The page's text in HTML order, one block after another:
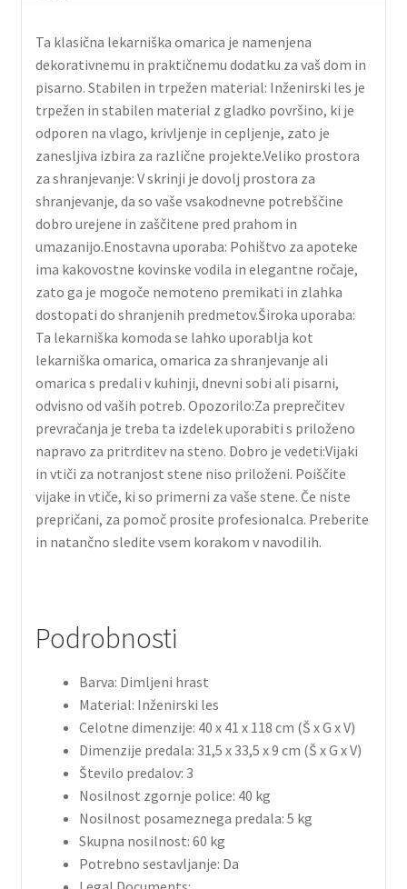
Ta klasična lekarniška omarica je namenjena
dekorativnemu in praktičnemu dodatku za vaš dom in
pisarno. Stabilen in trpežen material: Inženirski les je
trpežen in stabilen material z gladko površino, ki je
odporen na vlago, krivljenje in cepljenje, zato je
zanesljiva izbira za različne projekte.Veliko prostora
za shranjevanje: V skrinji je dovolj prostora za
shranjevanje, da so vaše vsakodnevne potrebščine
dobro urejene in zaščitene pred prahom in
umazanijo.Enostavna uporaba: Pohištvo za apoteke
ima kakovostne kovinske vodila in elegantne ročaje,
zato ga je mogoče nemoteno premikati in zlahka
dostopati do shranjenih predmetov.Široka uporaba:
Ta lekarniška komoda se lahko uporablja kot
lekarniška omarica, omarica za shranjevanje ali
omarica s predali v kuhinji, dnevni sobi ali pisarni,
odvisno od vaših potreb. Opozorilo:Za preprečitev
prevračanja je treba ta izdelek uporabiti s priloženo
napravo za pritrditev na steno. Dobro je vedeti:Vijaki
in vtiči za notranjost stene niso priloženi. Poiščite
vijake in vtiče, ki so primerni za vaše stene. Če niste
prepričani, za pomoč prosite profesionalca. Preberite
in natančno sledite vsem korakom v navodilih.
Podrobnosti
Barva: Dimljeni hrast
Material: Inženirski les
Celotne dimenzije: 40 x 41 x 118 cm (Š x G x V)
Dimenzije predala: 31,5 x 33,5 x 9 cm (Š x G x V)
Število predalov: 3
Nosilnost zgornje police: 40 kg
Nosilnost posameznega predala: 5 kg
Skupna nosilnost: 60 kg
Potrebno sestavljanje: Da